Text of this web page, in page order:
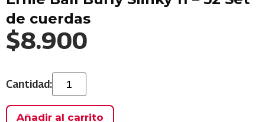
de cuerdas
$8.900
Añadir al carrito